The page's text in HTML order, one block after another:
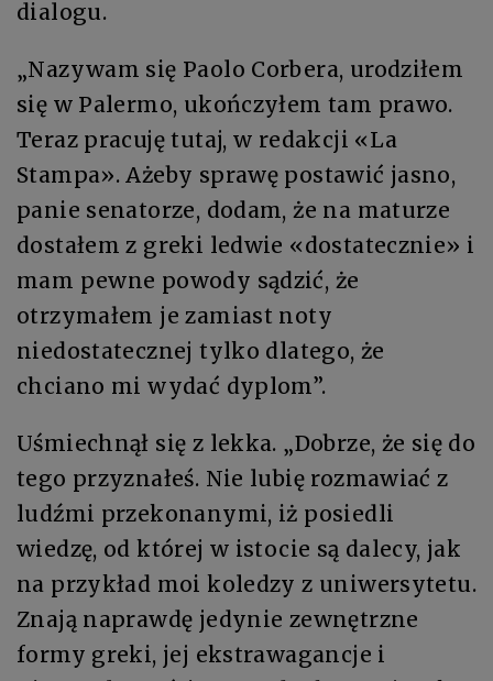
dialogu.
„Nazywam się Paolo Corbera, urodziłem
się w Palermo, ukończyłem tam prawo.
Teraz pracuję tutaj, w redakcji «La
Stampa». Ażeby sprawę postawić jasno,
panie senatorze, dodam, że na maturze
dostałem z greki ledwie «dostatecznie» i
mam pewne powody sądzić, że
otrzymałem je zamiast noty
niedostatecznej tylko dlatego, że
chciano mi wydać dyplom”.
Uśmiechnął się z lekka. „Dobrze, że się do
tego przyznałeś. Nie lubię rozmawiać z
ludźmi przekonanymi, iż posiedli
wiedzę, od której w istocie są dalecy, jak
na przykład moi koledzy z uniwersytetu.
Znają naprawdę jedynie zewnętrzne
formy greki, jej ekstrawagancje i